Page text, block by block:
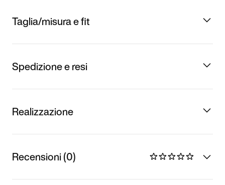
Taglia/misura e fit
Spedizione e resi
Realizzazione
Recensioni (0)